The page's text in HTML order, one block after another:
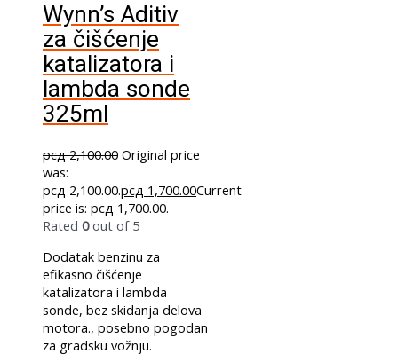
Wynn’s Aditiv
za čišćenje
katalizatora i
lambda sonde
325ml
рсд2,100.00 Original price
was:
рсд 2,100.00.рсд 1,700.00Current
price is: рсд 1,700.00.
Rated 0out of 5
Dodatak benzinu za
efikasno čišćenje
katalizatora i lambda
sonde, bez skidanja delova
motora., posebno pogodan
za gradsku vožnju.